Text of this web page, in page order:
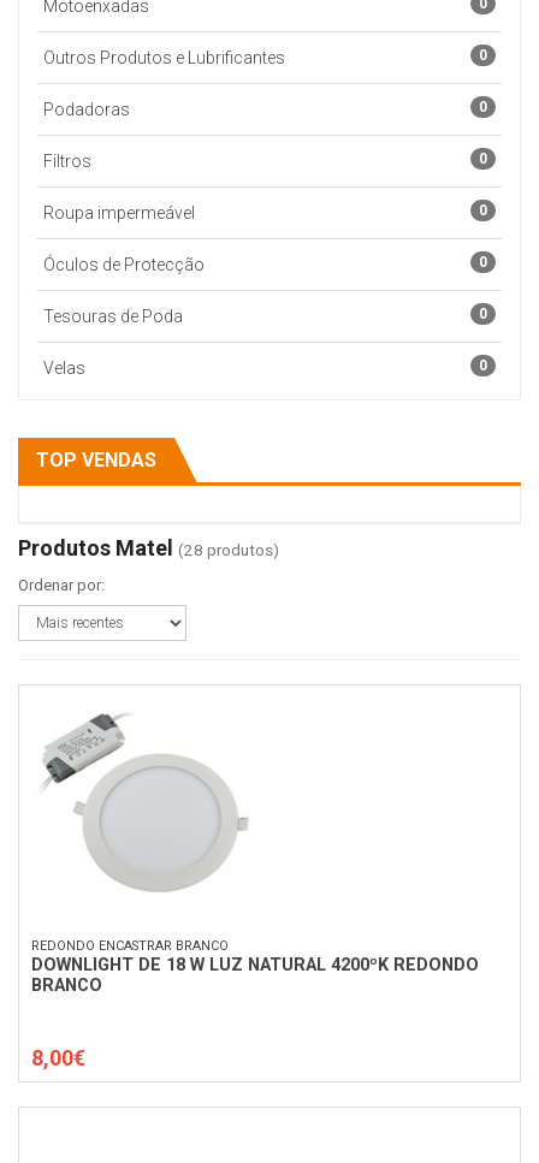
Motoenxadas 0
Outros Produtos e Lubrificantes 0
Podadoras 0
Filtros 0
Roupa impermeável 0
Óculos de Protecção 0
Tesouras de Poda 0
Velas 0
TOP VENDAS
Produtos Matel (28 produtos)
Ordenar por:
REDONDO ENCASTRAR BRANCO
DOWNLIGHT DE 18 W LUZ NATURAL 4200ºK REDONDO
BRANCO
8,00€